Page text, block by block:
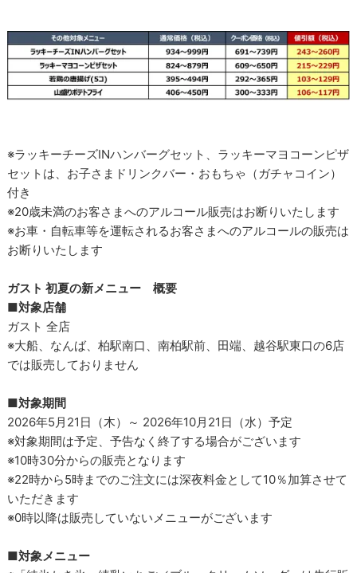
※ラッキーチーズINハンバーグセット、ラッキーマヨコーンピザ
セットは、お子さまドリンクバー・おもちゃ（ガチャコイン）
付き
※20歳未満のお客さまへのアルコール販売はお断りいたします
※お車・自転車等を運転されるお客さまへのアルコールの販売は
お断りいたします
ガスト 初夏の新メニュー 概要
■対象店舗
ガスト 全店
※大船、なんば、柏駅南口、南柏駅前、田端、越谷駅東口の6店
では販売しておりません
■対象期間
2026年5月21日（木）～ 2026年10月21日（水）予定
※対象期間は予定、予告なく終了する場合がございます
※10時30分からの販売となります
※22時から5時までのご注文には深夜料金として10％加算させて
いただきます
※0時以降は販売していないメニューがございます
■対象メニュー